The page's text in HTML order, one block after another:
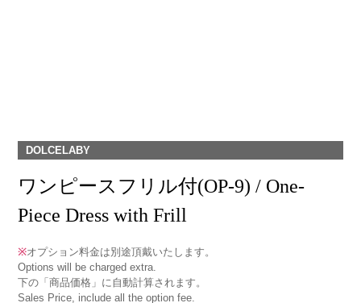
DOLCELABY
ワンピースフリル付(OP-9) / One-
Piece Dress with Frill
※オプション料金は別途頂戴いたします。
Options will be charged extra.
下の「商品価格」に自動計算されます。
Sales Price, include all the option fee.